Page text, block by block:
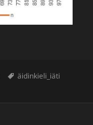
Avainsanat
äidinkieli_iäti